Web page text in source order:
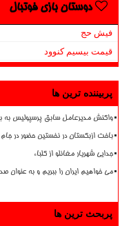
دوستان بازی فوتبال
فیش حج
قیمت بیسیم کنوود
پربیننده ترین ها
واکنش مدیرعامل سابق پرسپولیس به
باخت ازبکستان در نخستین حضور در جام
جدایی شهریار مغانلو از کلباء
می خواهیم ایران را ببریم و به عنوان
پربحث ترین ها